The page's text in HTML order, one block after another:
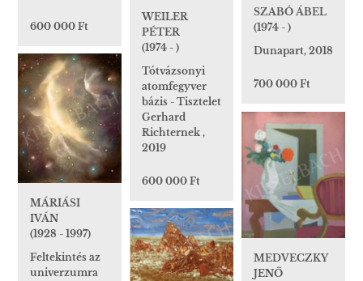
600 000 Ft
WEILER
PÉTER
(1974 - )
Tótvázsonyi
atomfegyver
bázis - Tisztelet
Gerhard
Richternek ,
2019
600 000 Ft
SZABÓ ÁBEL
(1974 - )
Dunapart, 2018
700 000 Ft
MÁRIÁSI
IVÁN
(1928 - 1997)
Feltekintés az
univerzumra
MEDVECZKY
JENŐ